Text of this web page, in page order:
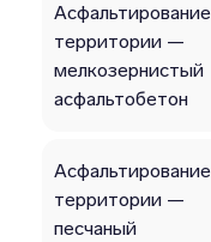
Асфальтирование
территории —
мелкозернистый
асфальтобетон
Асфальтирование
территории —
песчаный